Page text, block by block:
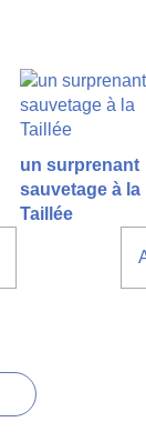
un surprenant
sauvetage à la
Taillée